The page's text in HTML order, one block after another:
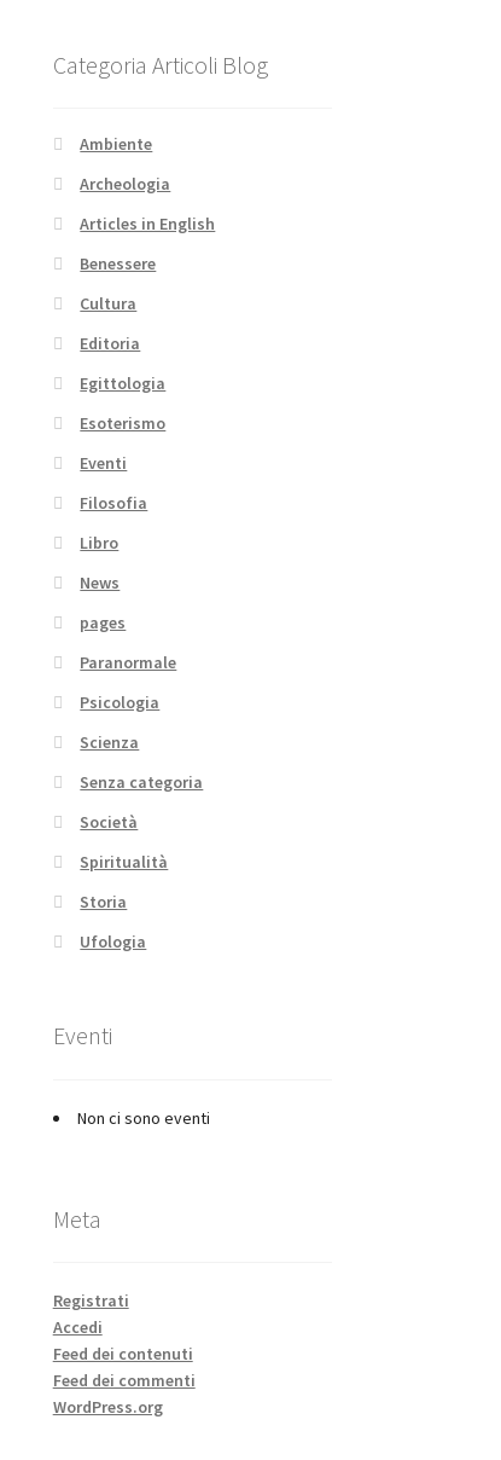
Categoria Articoli Blog
Ambiente
Archeologia
Articles in English
Benessere
Cultura
Editoria
Egittologia
Esoterismo
Eventi
Filosofia
Libro
News
pages
Paranormale
Psicologia
Scienza
Senza categoria
Società
Spiritualità
Storia
Ufologia
Eventi
Non ci sono eventi
Meta
Registrati
Accedi
Feed dei contenuti
Feed dei commenti
WordPress.org